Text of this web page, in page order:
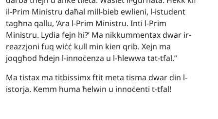
il-Prim Ministru daħal mill-bieb ewlieni, l-istudent
tagħna qallu, ‘Ara l-Prim Ministru. Inti l-Prim
Ministru. Lydia fejn hi?’ Ma nikkummentax dwar ir-
reazzjoni fuq wiċċ kull min kien qrib. Xejn ma
joqgħod ħdejn l-innoċenza u l-ħlewwa tat-tfal.”
Ma tistax ma titbissimx ftit meta tisma dwar din l-
istorja. Kemm huma ħelwin u innoċenti t-tfal!